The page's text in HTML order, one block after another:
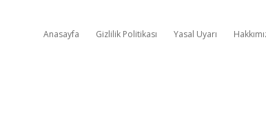
Anasayfa Gizlilik Politikası Yasal Uyarı